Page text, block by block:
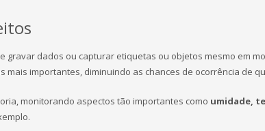
gravar dados ou capturar etiquetas ou objetos mesmo em
importantes, diminuindo as chances de ocorrência de
monitorando aspectos tão importantes como umidade,